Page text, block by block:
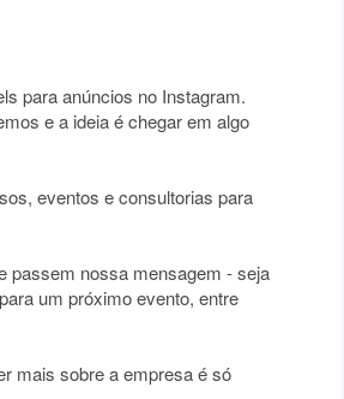
para anúncios no Instagram.
e a ideia é chegar em algo
eventos e consultorias para
passem nossa mensagem - seja
um próximo evento, entre
mais sobre a empresa é só